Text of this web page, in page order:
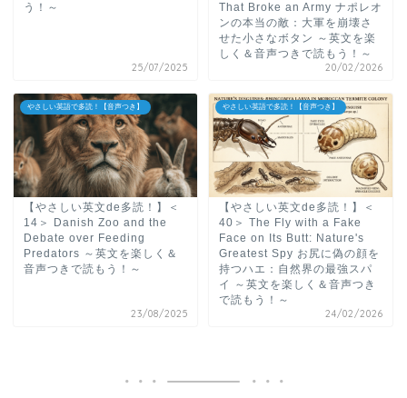
う！～
25/07/2025
That Broke an Army ナポレオ
ンの本当の敵：大軍を崩壊さ
せた小さなボタン ～英文を楽
しく＆音声つきで読もう！～
20/02/2026
やさしい英語で多読！【音声つき】
【やさしい英文de多読！】＜
14＞ Danish Zoo and the
Debate over Feeding
Predators ～英文を楽しく＆
音声つきで読もう！～
23/08/2025
やさしい英語で多読！【音声つき】
【やさしい英文de多読！】＜
40＞ The Fly with a Fake
Face on Its Butt: Nature's
Greatest Spy お尻に偽の顔を
持つハエ：自然界の最強スパ
イ ～英文を楽しく＆音声つき
で読もう！～
24/02/2026